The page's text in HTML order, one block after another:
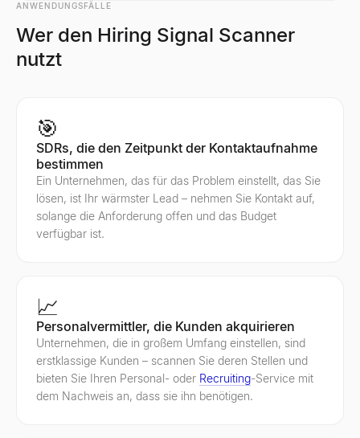
ANWENDUNGSFÄLLE
Wer den Hiring Signal Scanner
nutzt
🎯
SDRs, die den Zeitpunkt der Kontaktaufnahme
bestimmen
Ein Unternehmen, das für das Problem einstellt, das Sie
lösen, ist Ihr wärmster Lead – nehmen Sie Kontakt auf,
solange die Anforderung offen und das Budget
verfügbar ist.
📈
Personalvermittler, die Kunden akquirieren
Unternehmen, die in großem Umfang einstellen, sind
erstklassige Kunden – scannen Sie deren Stellen und
bieten Sie Ihren Personal- oder Recruiting-Service mit
dem Nachweis an, dass sie ihn benötigen.